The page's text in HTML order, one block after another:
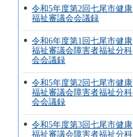
令和5年度第2回七尾市健康
福祉審議会会議録
令和6年度第1回七尾市健康
福祉審議会障害者福祉分科
会会議録
令和5年度第2回七尾市健康
福祉審議会障害者福祉分科
会会議録
令和5年度第3回七尾市健康
福祉審議会障害者福祉分科